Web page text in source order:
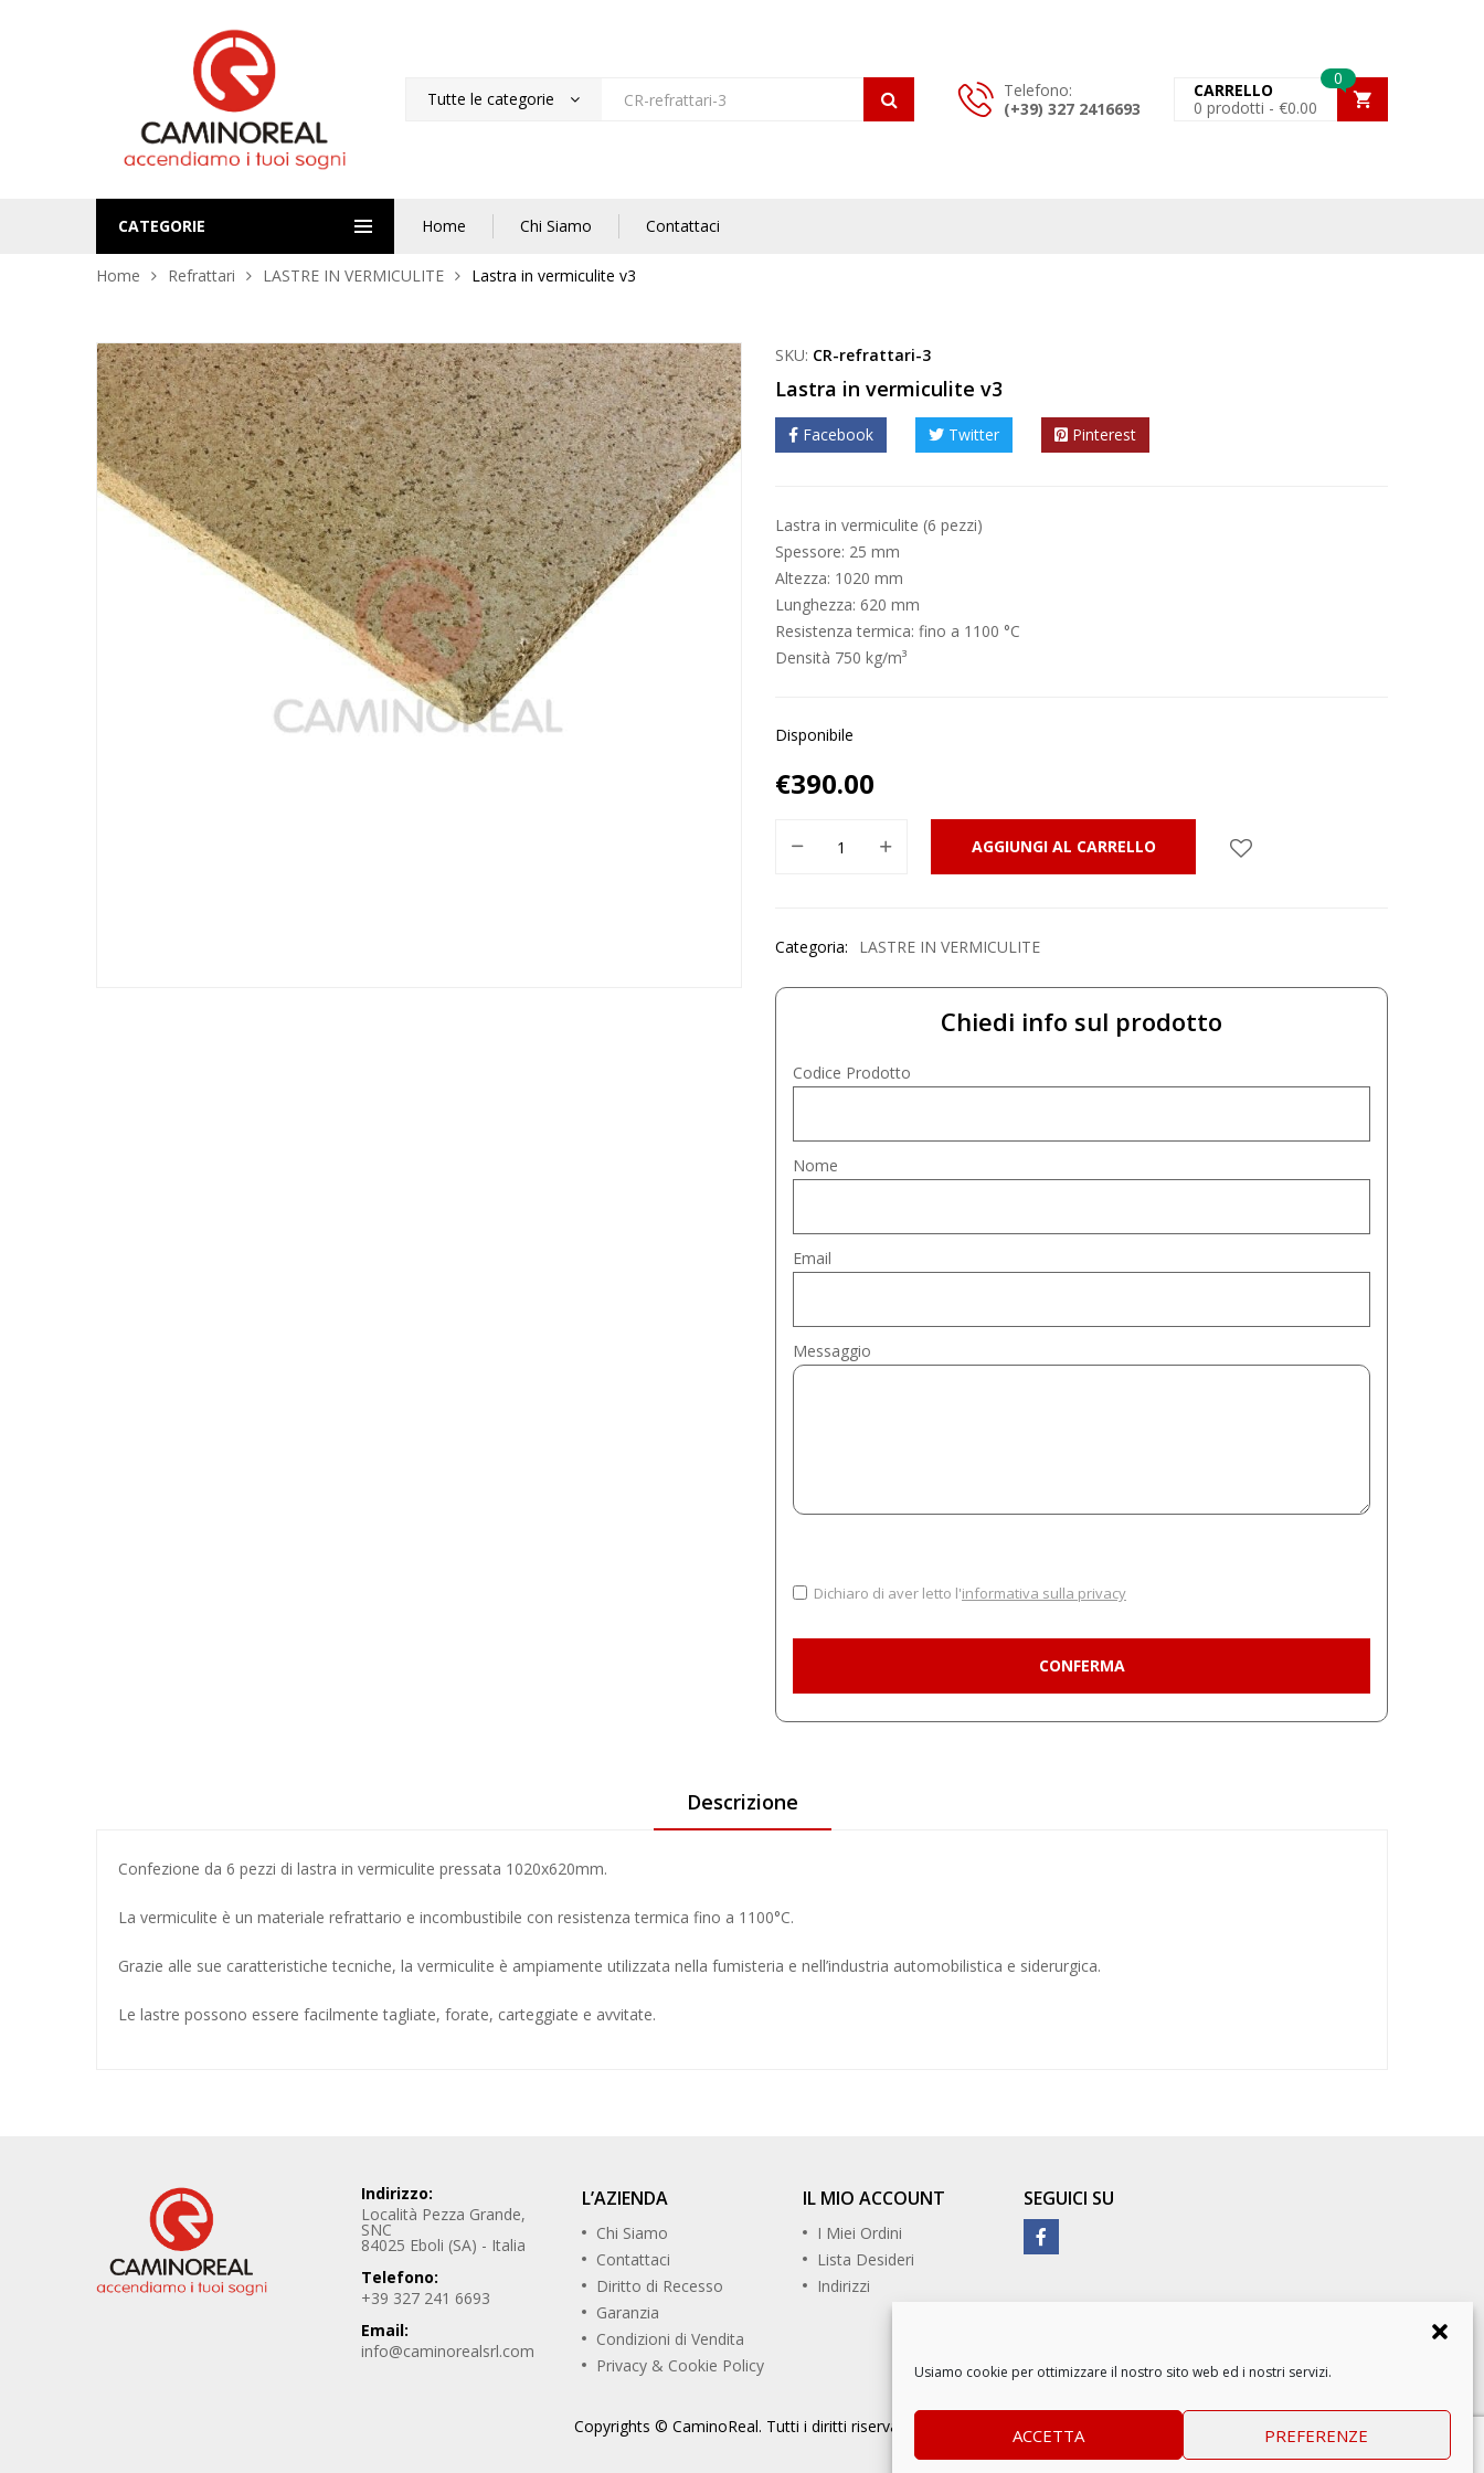
Usiamo cookie per ottimizzare il nostro sito web ed i nostri servizi.
ACCETTA PREFERENZE
Tutte le categorie
Telefono:
(+39) 327 2416693
0
CARRELLO
0 prodotti - €0.00
CATEGORIE Home Chi Siamo Contattaci
Home Refrattari LASTRE IN VERMICULITE Lastra in vermiculite v3
SKU: CR-refrattari-3
Lastra in vermiculite v3
Facebook Twitter Pinterest
Lastra in vermiculite (6 pezzi)
Spessore: 25 mm
Altezza: 1020 mm
Lunghezza: 620 mm
Resistenza termica: fino a 1100 °C
Densità 750 kg/m³
Disponibile
€390.00
AGGIUNGI AL CARRELLO
Categoria: LASTRE IN VERMICULITE
Chiedi info sul prodotto
Codice Prodotto
Nome
Email
Messaggio
Dichiaro di aver letto l'informativa sulla privacy
Descrizione
Confezione da 6 pezzi di lastra in vermiculite pressata 1020x620mm.
La vermiculite è un materiale refrattario e incombustibile con resistenza termica fino a 1100°C.
Grazie alle sue caratteristiche tecniche, la vermiculite è ampiamente utilizzata nella fumisteria e nell’industria automobilistica e siderurgica.
Le lastre possono essere facilmente tagliate, forate, carteggiate e avvitate.
Indirizzo:
Località Pezza Grande,
SNC
84025 Eboli (SA) - Italia
Telefono:
+39 327 241 6693
Email:
info@caminorealsrl.com
L’AZIENDA
Chi Siamo
Contattaci
Diritto di Recesso
Garanzia
Condizioni di Vendita
Privacy & Cookie Policy
IL MIO ACCOUNT
I Miei Ordini
Lista Desideri
Indirizzi
SEGUICI SU
Copyrights © CaminoReal. Tutti i diritti riservati.